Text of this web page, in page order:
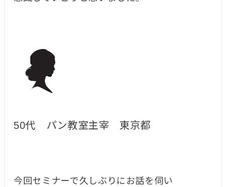
50代 パン教室主宰 東京都
今回セミナーで久しぶりにお話を伺い